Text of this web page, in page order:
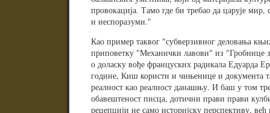
провокација. Тамо где би требао да царује
и неспоразуми."
Као пример таквог "субверзивног деловања
приповетку "Механички лавови" из "Гробнице
о доласку вође француских радикала Едуарда
године, Киш користи и чињенице и документа
реалност као реалност данашњу. И баш у том
обавештеност писца, дотични прави прави
рецепцији не само историјску перспективу,